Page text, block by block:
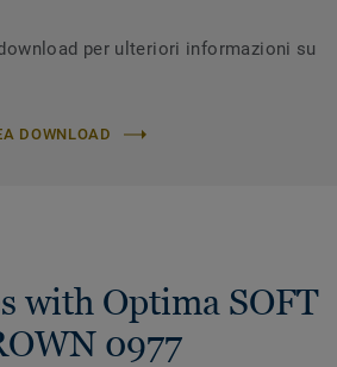
per ulteriori informazioni su
DOWNLOAD
with Optima SOFT
0977